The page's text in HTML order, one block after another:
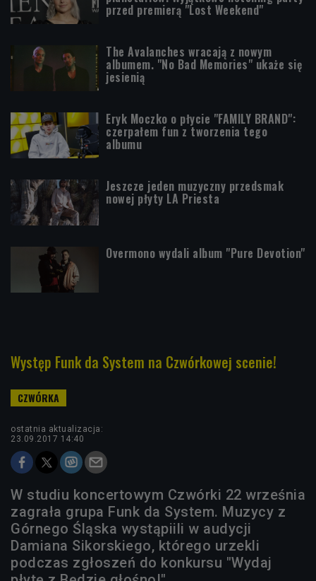
przed premierą "Lost Weekend"
The Avalanches wracają z nowym
albumem. "No Bad Memories" ukaże się
jesienią
Eryk Moczko o płycie "FAMILY BRAND":
czerpałem fun z tworzenia tego
albumu
Jeszcze jeden muzyczny przedsmak
nowej płyty LA Priesta
Overmono wydali album "Pure Devotion"
Występ Funk da System na Czwórkowej scenie!
ostatnia aktualizacja:
23.09.2017 14:40
W studiu koncertowym Czwórki 22 września
zagrała grupa Funk da System. Muzycy z
Górnego Śląska wystąpiili w audycji
Damiana Sikorskiego, którego urzekli
podczas zgłoszeń do konkursu "Wydaj